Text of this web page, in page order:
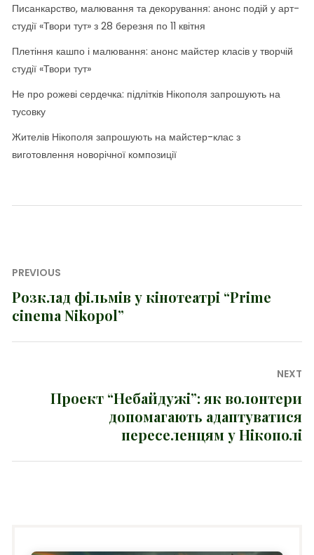
Писанкарство, малювання та декорування: анонс подій у арт-
студії «Твори тут» з 28 березня по 11 квітня
Плетіння кашпо і малювання: анонс майстер класів у творчій
студії «Твори тут»
Не про рожеві сердечка: підлітків Нікополя запрошують на
тусовку
Жителів Нікополя запрошують на майстер-клас з
виготовлення новорічної композиції
Навігація
записів
PREVIOUS
Previous
post:
Розклад фільмів у кінотеатрі “Prime
cinema Nikopol”
NEXT
Проект “Небайдужі”: як волонтери
допомагають адаптуватися
переселенцям у Нікополі